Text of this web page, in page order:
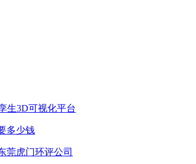
生3D可视化平台
多少钱
莞虎门环评公司